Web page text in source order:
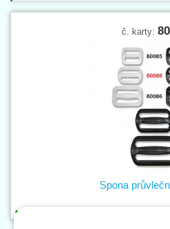
č. karty:
Spona